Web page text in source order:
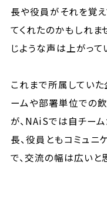
長や役員がそれを覚
てくれたのかもしれま
じような声は上がって
これまで所属してい
ームや部署単位での
が、NAiSでは自チー
長、役員ともコミュニ
で、交流の幅は広いと